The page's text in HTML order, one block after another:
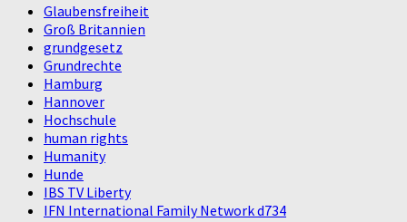
Glaubensfreiheit
Groß Britannien
grundgesetz
Grundrechte
Hamburg
Hannover
Hochschule
human rights
Humanity
Hunde
IBS TV Liberty
IFN International Family Network d734